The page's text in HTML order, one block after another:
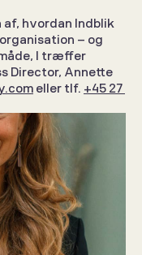
hvordan Indblik
– og
I træffer
Director, Annette
eller tlf. +45 27